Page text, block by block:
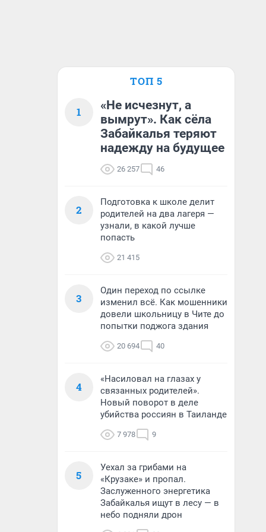
ТОП 5
1
«Не исчезнут, а
вымрут». Как сёла
Забайкалья теряют
надежду на будущее
26 257 46
2
Подготовка к школе делит
родителей на два лагеря —
узнали, в какой лучше
попасть
21 415
3
Один переход по ссылке
изменил всё. Как мошенники
довели школьницу в Чите до
попытки поджога здания
20 694 40
4
«Насиловал на глазах у
связанных родителей».
Новый поворот в деле
убийства россиян в Таиланде
7 978 9
5
Уехал за грибами на
«Крузаке» и пропал.
Заслуженного энергетика
Забайкалья ищут в лесу — в
небо подняли дрон